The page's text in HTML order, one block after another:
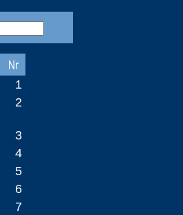
1
2
3
4
5
6
7